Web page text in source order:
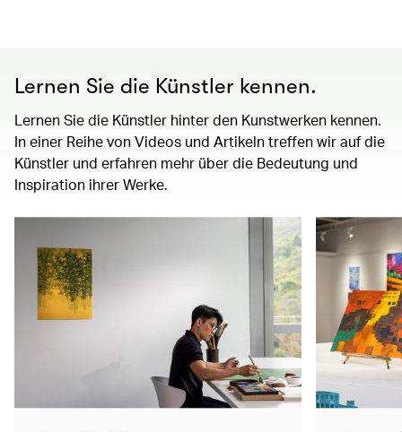
Lernen Sie die Künstler kennen.
Lernen Sie die Künstler hinter den Kunstwerken kennen.
In einer Reihe von Videos und Artikeln treffen wir auf die
Künstler und erfahren mehr über die Bedeutung und
Inspiration ihrer Werke.